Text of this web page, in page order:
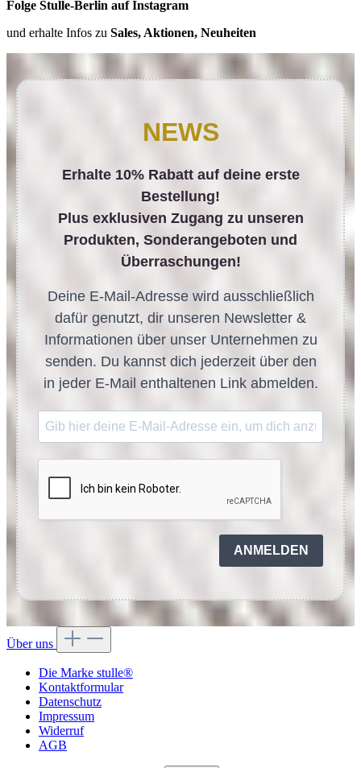
Folge Stulle-Berlin auf Instagram
und erhalte Infos zu Sales, Aktionen, Neuheiten
NEWS
Erhalte 10% Rabatt auf deine erste
Bestellung!
Plus exklusiven Zugang zu unseren
Produkten, Sonderangeboten und
Überraschungen!
Deine E-Mail-Adresse wird ausschließlich
dafür genutzt, dir unseren Newsletter &
Informationen über unser Unternehmen zu
senden. Du kannst dich jederzeit über den
in jeder E-Mail enthaltenen Link abmelden.
ANMELDEN
Über uns
Die Marke stulle®
Kontaktformular
Datenschutz
Impressum
Widerruf
AGB